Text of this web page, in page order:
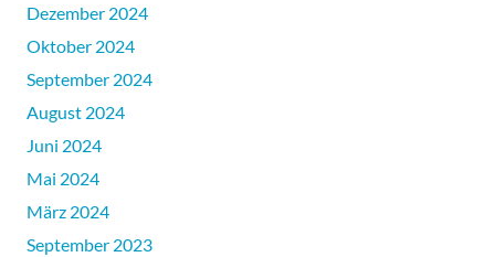
Dezember 2024
Oktober 2024
September 2024
August 2024
Juni 2024
Mai 2024
März 2024
September 2023